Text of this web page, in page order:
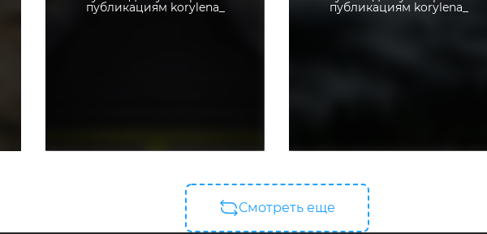
публикациям korylena_ публикациям korylena_
Смотреть еще